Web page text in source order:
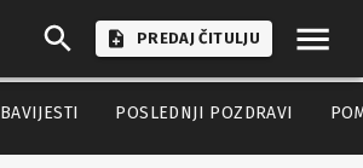
PREDAJ ČITULJU
POSLEDNJI POZDRAVI